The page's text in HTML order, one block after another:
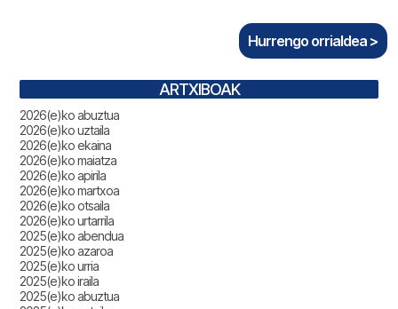
Hurrengo orrialdea >
ARTXIBOAK
2026(e)ko abuztua
2026(e)ko uztaila
2026(e)ko ekaina
2026(e)ko maiatza
2026(e)ko apirila
2026(e)ko martxoa
2026(e)ko otsaila
2026(e)ko urtarrila
2025(e)ko abendua
2025(e)ko azaroa
2025(e)ko urria
2025(e)ko iraila
2025(e)ko abuztua